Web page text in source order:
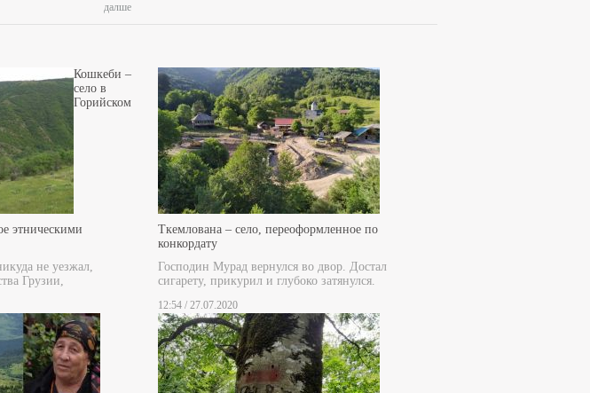
далше
Кошкеби –
село в
Горийском
этническими
не уезжал,
Грузии,
Ткемлована – село, переоформленное по
конкордату
Господин Мурад вернулся во двор. Достал
сигарету, прикурил и глубоко затянулся.
12:54 / 27.07.2020